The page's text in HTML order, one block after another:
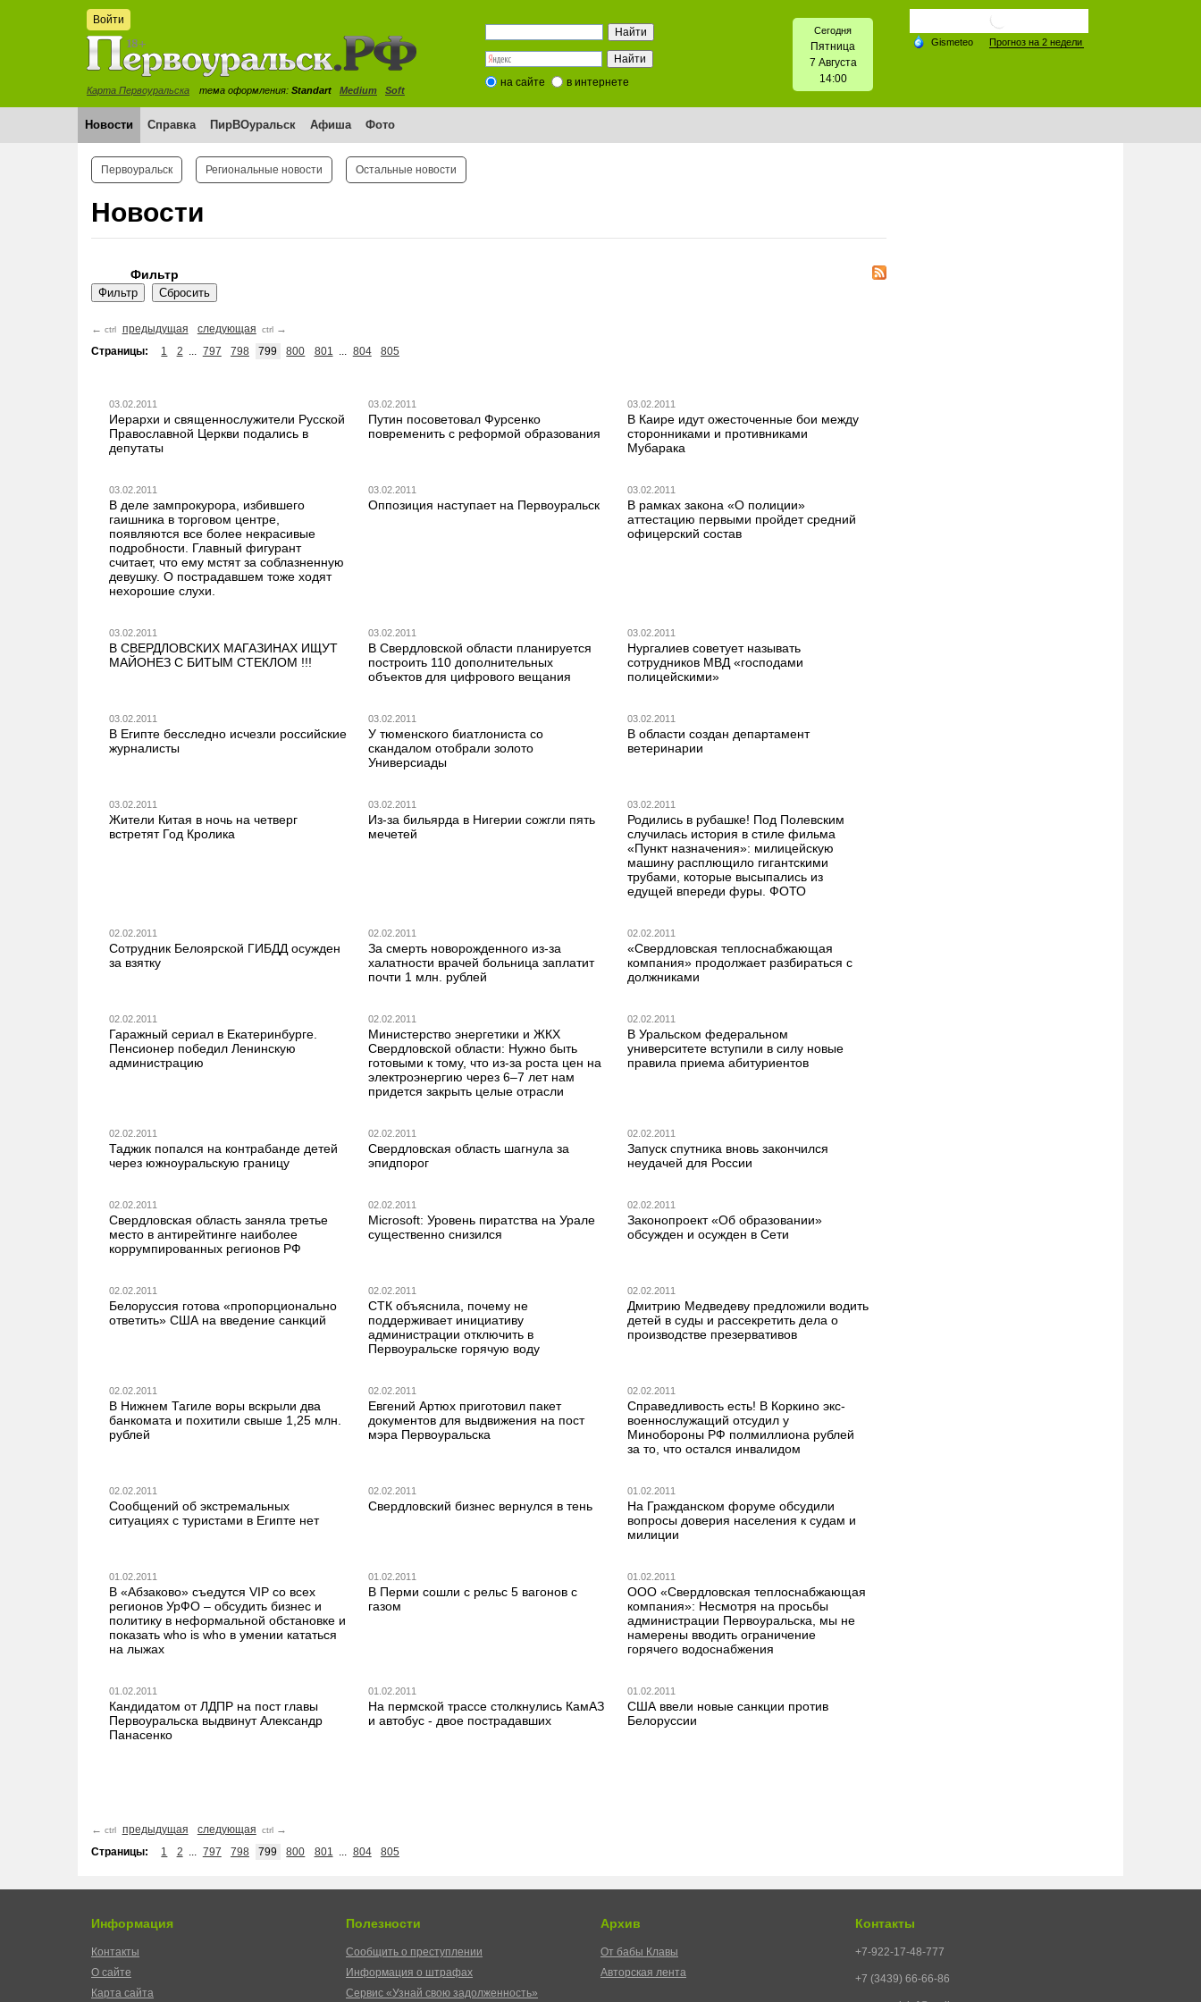
Войти
Карта Первоуральска тема оформления: Standart Medium Soft
на сайте в интернете
Сегодня
Пятница
7 Августа
14:00
Новости Справка ПирВОуральск Афиша Фото
Первоуральск Региональные новости Остальные новости
Новости
Фильтр
← ctrl предыдущая следующая ctrl →
Страницы:
1 2 ... 797 798 799 800 801 ... 804 805
03.02.2011
Иерархи и священнослужители Русской
Православной Церкви подались в
депутаты
03.02.2011
Путин посоветовал Фурсенко
повременить с реформой образования
03.02.2011
В Каире идут ожесточенные бои между
сторонниками и противниками
Мубарака
03.02.2011
В деле зампрокурора, избившего
гаишника в торговом центре,
появляются все более некрасивые
подробности. Главный фигурант
считает, что ему мстят за соблазненную
девушку. О пострадавшем тоже ходят
нехорошие слухи.
03.02.2011
Оппозиция наступает на Первоуральск
03.02.2011
В рамках закона «О полиции»
аттестацию первыми пройдет средний
офицерский состав
03.02.2011
В СВЕРДЛОВСКИХ МАГАЗИНАХ ИЩУТ
МАЙОНЕЗ С БИТЫМ СТЕКЛОМ !!!
03.02.2011
В Свердловской области планируется
построить 110 дополнительных
объектов для цифрового вещания
03.02.2011
Нургалиев советует называть
сотрудников МВД «господами
полицейскими»
03.02.2011
В Египте бесследно исчезли российские
журналисты
03.02.2011
У тюменского биатлониста со
скандалом отобрали золото
Универсиады
03.02.2011
В области создан департамент
ветеринарии
03.02.2011
Жители Китая в ночь на четверг
встретят Год Кролика
03.02.2011
Из-за бильярда в Нигерии сожгли пять
мечетей
03.02.2011
Родились в рубашке! Под Полевским
случилась история в стиле фильма
«Пункт назначения»: милицейскую
машину расплющило гигантскими
трубами, которые высыпались из
едущей впереди фуры. ФОТО
02.02.2011
Сотрудник Белоярской ГИБДД осужден
за взятку
02.02.2011
За смерть новорожденного из-за
халатности врачей больница заплатит
почти 1 млн. рублей
02.02.2011
«Свердловская теплоснабжающая
компания» продолжает разбираться с
должниками
02.02.2011
Гаражный сериал в Екатеринбурге.
Пенсионер победил Ленинскую
администрацию
02.02.2011
Министерство энергетики и ЖКХ
Свердловской области: Нужно быть
готовыми к тому, что из-за роста цен на
электроэнергию через 6–7 лет нам
придется закрыть целые отрасли
02.02.2011
В Уральском федеральном
университете вступили в силу новые
правила приема абитуриентов
02.02.2011
Таджик попался на контрабанде детей
через южноуральскую границу
02.02.2011
Свердловская область шагнула за
эпидпорог
02.02.2011
Запуск спутника вновь закончился
неудачей для России
02.02.2011
Свердловская область заняла третье
место в антирейтинге наиболее
коррумпированных регионов РФ
02.02.2011
Microsoft: Уровень пиратства на Урале
существенно снизился
02.02.2011
Законопроект «Об образовании»
обсужден и осужден в Сети
02.02.2011
Белоруссия готова «пропорционально
ответить» США на введение санкций
02.02.2011
СТК объяснила, почему не
поддерживает инициативу
администрации отключить в
Первоуральске горячую воду
02.02.2011
Дмитрию Медведеву предложили водить
детей в суды и рассекретить дела о
производстве презервативов
02.02.2011
В Нижнем Тагиле воры вскрыли два
банкомата и похитили свыше 1,25 млн.
рублей
02.02.2011
Евгений Артюх приготовил пакет
документов для выдвижения на пост
мэра Первоуральска
02.02.2011
Справедливость есть! В Коркино экс-
военнослужащий отсудил у
Минобороны РФ полмиллиона рублей
за то, что остался инвалидом
02.02.2011
Сообщений об экстремальных
ситуациях c туристами в Египте нет
02.02.2011
Свердловский бизнес вернулся в тень
01.02.2011
На Гражданском форуме обсудили
вопросы доверия населения к судам и
милиции
01.02.2011
В «Абзаково» съедутся VIP со всех
регионов УрФО – обсудить бизнес и
политику в неформальной обстановке и
показать who is who в умении кататься
на лыжах
01.02.2011
В Перми сошли с рельс 5 вагонов с
газом
01.02.2011
ООО «Свердловская теплоснабжающая
компания»: Несмотря на просьбы
администрации Первоуральска, мы не
намерены вводить ограничение
горячего водоснабжения
01.02.2011
Кандидатом от ЛДПР на пост главы
Первоуральска выдвинут Александр
Панасенко
01.02.2011
На пермской трассе столкнулись КамАЗ
и автобус - двое пострадавших
01.02.2011
США ввели новые санкции против
Белоруссии
← ctrl предыдущая следующая ctrl →
Страницы:
1 2 ... 797 798 799 800 801 ... 804 805
Информация
Контакты
О сайте
Карта сайта
Полезности
Сообщить о преступлении
Информация о штрафах
Сервис «Узнай свою задолженность»
Архив
От бабы Клавы
Авторская лента
Контакты
+7-922-17-48-777
+7 (3439) 66-66-86